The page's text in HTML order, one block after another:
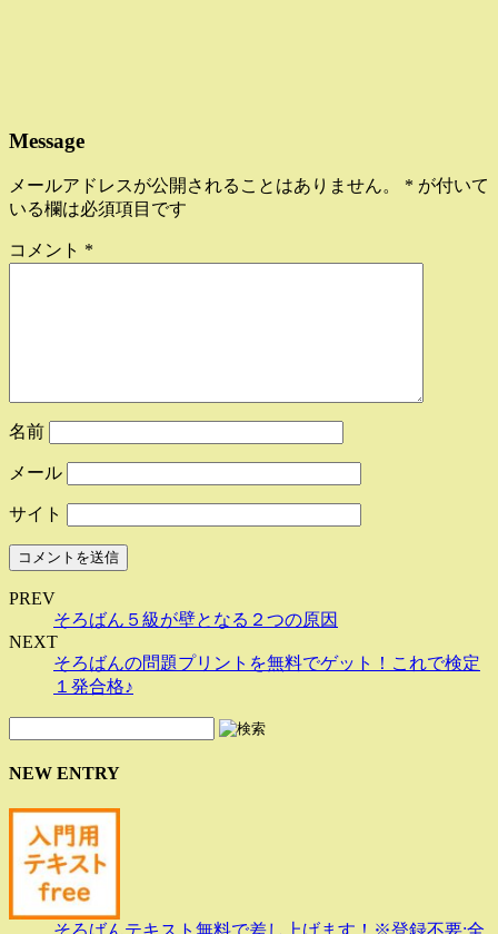
Message
メールアドレスが公開されることはありません。 * が付いて
いる欄は必須項目です
コメント *
名前
メール
サイト
PREV
そろばん５級が壁となる２つの原因
NEXT
そろばんの問題プリントを無料でゲット！これで検定
１発合格♪
NEW ENTRY
そろばんテキスト無料で差し上げます！※登録不要:全